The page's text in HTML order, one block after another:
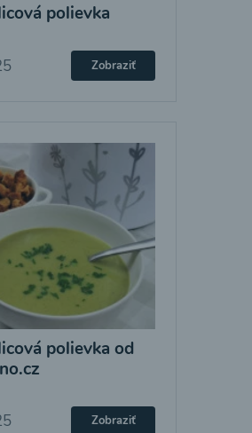
polievka
Zobraziť
polievka od
Zobraziť